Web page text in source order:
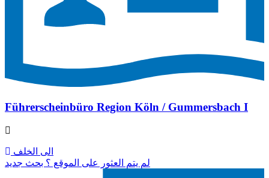
Führerscheinbüro Region Köln / Gummersbach I
الى الخلف
لم يتم العثور على الموقع ؟ بحث جديد